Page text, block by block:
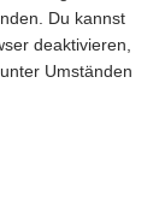
Du kannst
deaktivieren,
Umständen